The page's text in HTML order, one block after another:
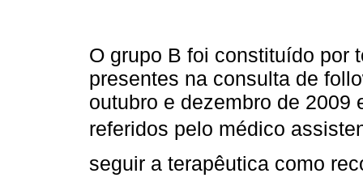
O grupo B foi constituído por
presentes na consulta de
outubro e dezembro de 2009
referidos pelo médico
seguir a terapêutica como